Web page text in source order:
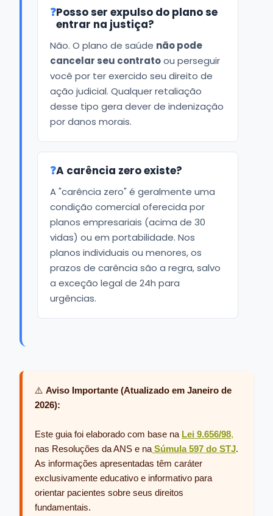
❓Posso ser expulso do plano se
entrar na justiça?
Não. O plano de saúde não pode
cancelar seu contratoou perseguir
você por ter exercido seu direito de
ação judicial. Qualquer retaliação
desse tipo gera dever de indenização
por danos morais.
❓A carência zero existe?
A "carência zero" é geralmente uma
condição comercial oferecida por
planos empresariais (acima de 30
vidas) ou em portabilidade. Nos
planos individuais ou menores, os
prazos de carência são a regra, salvo
a exceção legal de 24h para
urgências.
⚠️ Aviso Importante (Atualizado em Janeiro de
2026):
Este guia foi elaborado com base na Lei 9.656/98,
nas Resoluções da ANS e na Súmula 597 do STJ.
As informações apresentadas têm caráter
exclusivamente educativo e informativo para
orientar pacientes sobre seus direitos
fundamentais.